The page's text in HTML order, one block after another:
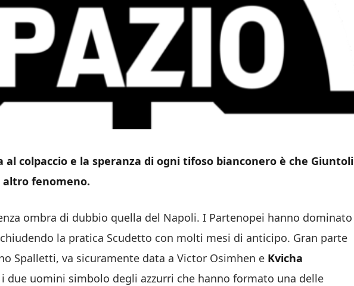
al colpaccio e la speranza di ogni tifoso bianconero è che Giuntoli
fenomeno.
ombra di dubbio quella del Napoli. I Partenopei hanno dominato
la pratica Scudetto con molti mesi di anticipo. Gran parte
Spalletti, va sicuramente data a Victor Osimhen e Kvicha
due uomini simbolo degli azzurri che hanno formato una delle